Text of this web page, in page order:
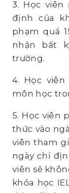
3. Học
định của
phạm quá
nhận bất
trường.
4. Học
môn học
5. Học viên
thức vào
viên tham
ngày chỉ
viên sẽ
khóa học